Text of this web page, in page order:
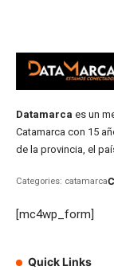
Datamarca es un
Catamarca con 15
de la provincia, el
Categories: catamarca
[mc4wp_form]
Quick Links